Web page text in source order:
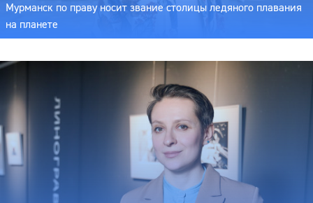
Мурманск по праву носит звание столицы ледяного плавания
на планете